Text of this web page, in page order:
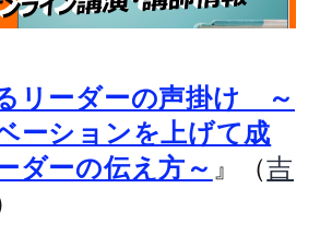
リーダーの声掛け ～
ーションを上げて成
ダーの伝え方～ 』（吉